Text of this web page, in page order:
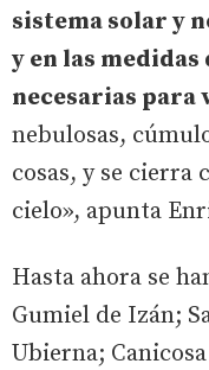
sistema solar y
y en las
necesarias para
nebulosas,
cosas, y se cierra
cielo», apunta
Hasta ahora se
Gumiel de Izán;
Ubierna;